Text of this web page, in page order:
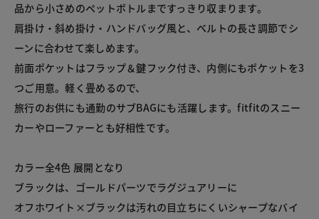
品から小さめのペットボトルまですっきり収まります。
肩掛け・斜め掛け・ハンドバッグ風と、ベルトの長さ調節でシ
ーンに合わせて楽しめます。
前面ポケットはフラップ＆鍵フック付き、内側にもポケットを3
つご用意。軽く畳めるので、
旅行のお供にも通勤のサブBAGにも活躍します。fitfitのスニー
カーやローファーとも好相性です。
カラー全4色 展開となり
ブラックは、ゴールドパーツでラグジュアリーに
オフホワイト×ブラックは汚れの目立ちにくいシャープなバイ